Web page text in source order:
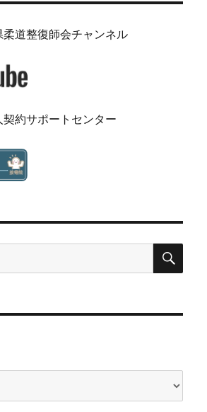
柔道整復師会チャンネル
契約サポートセンター
検